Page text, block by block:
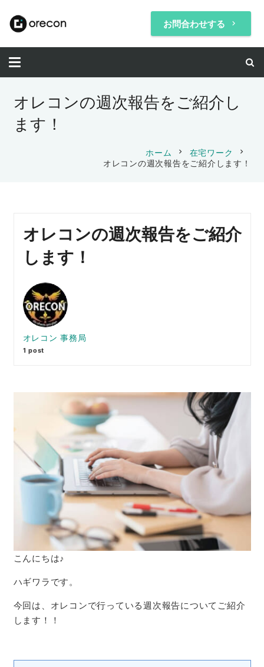
お問合わせする keyboard_arrow_right
オレコンの週次報告をご紹介し
ます！
ホーム chevron_right 在宅ワーク chevron_right
オレコンの週次報告をご紹介します！
オレコンの週次報告をご紹介
します！
オレコン 事務局
1 post
こんにちは♪
ハギワラです。
今回は、オレコンで行っている週次報告についてご紹介
します！！